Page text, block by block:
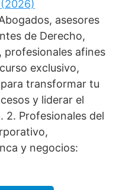
asesores
de Derecho,
afines
exclusivo,
transformar tu
y liderar el
2. Profesionales del
y negocios: